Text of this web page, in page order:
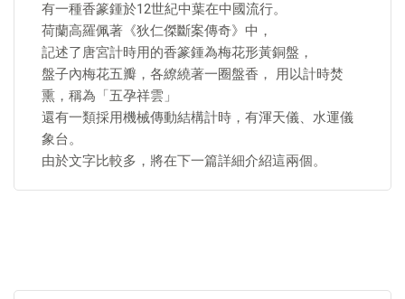
有一種香篆鍾於12世紀中葉在中國流行。
荷蘭高羅佩著《狄仁傑斷案傳奇》中，
記述了唐宮計時用的香篆鍾為梅花形黃銅盤，
盤子內梅花五瓣，各繚繞著一圈盤香， 用以計時焚
熏，稱為「五孕祥雲」
還有一類採用機械傳動結構計時，有渾天儀、水運儀
象台。
由於文字比較多，將在下一篇詳細介紹這兩個。